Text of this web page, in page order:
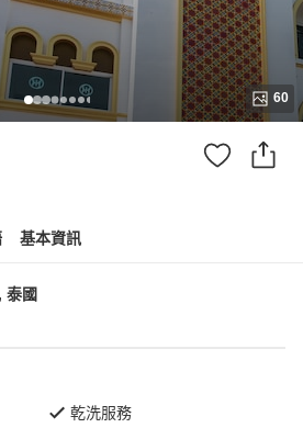
60
基本資訊
泰國
乾洗服務